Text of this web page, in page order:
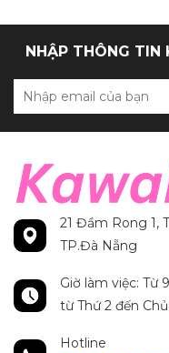
NHẬP THÔNG TIN
21 Đầm Rong 1,
TP.Đà Nẵng
Giờ làm việc: Từ
từ Thứ 2 đến
Hotline